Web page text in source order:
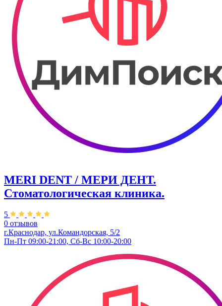
MERI DENT / МЕРИ ДЕНТ.
Стоматологическая клиника.
5
0 отзывов
г.Краснодар, ул.Командорская, 5/2
Пн-Пт 09:00-21:00, Сб-Вс 10:00-20:00